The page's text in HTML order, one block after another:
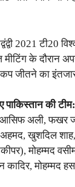
2021 टी20
के दौरान
कप जीतने का
की टीम:
आसिफ अली, फखर
खुशदिल
मोहम्मद
कादिर, मोहम्मद